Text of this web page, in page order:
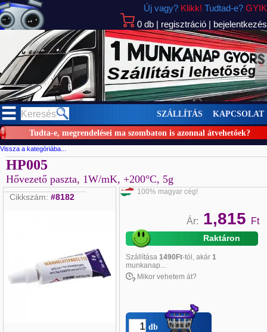
0 db | regisztráció | bejelentkezés
Új vagy? Klikk! Tudtad-e? GYIK
>
Tudta-e, megrendelései ma szombaton is azonnal átvehetőek?
SZÁLLÍTÁS KAPCSOLAT
Vissza a kategóriába...
HP005
Hővezető paszta, 1W/mK, +200°C, 5g
Cikkszám: #8182
100% magyar cég!
Ár: 1,815 Ft
Raktáron
Szállítása1490Ft-tól, akár1
munkanap...
Mikor vehetem át?
db